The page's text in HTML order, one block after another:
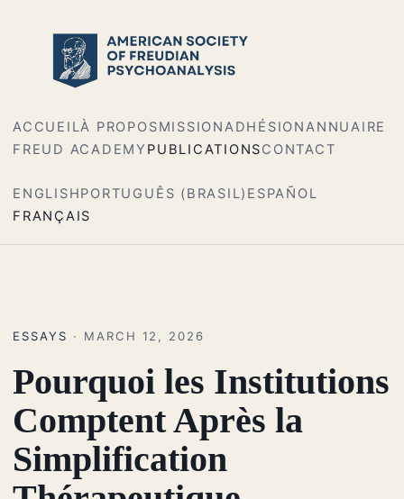
ACCUEILÀ PROPOSMISSIONADHÉSIONANNUAIRE
FREUD ACADEMY PUBLICATIONSCONTACT
ENGLISHPORTUGUÊS (BRASIL) ESPAÑOL
FRANÇAIS
ESSAYS · MARCH 12, 2026
Pourquoi les Institutions
Comptent Après la
Simplification